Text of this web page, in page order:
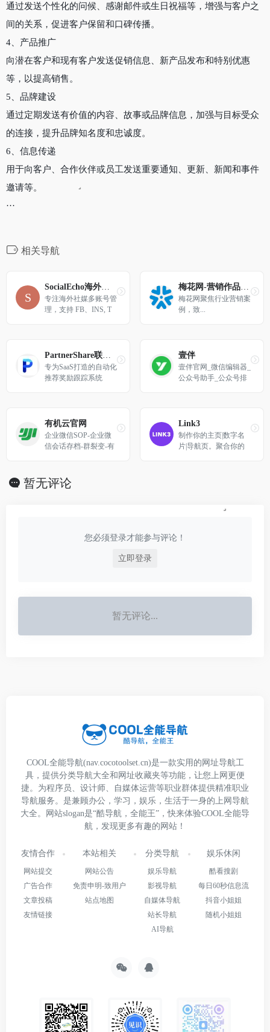
通过发送个性化的问候、感谢邮件或生日祝福等，增强与客户之
间的关系，促进客户保留和口碑传播。
4、产品推广
向潜在客户和现有客户发送促销信息、新产品发布和特别优惠
等，以提高销售。
5、品牌建设
通过定期发送有价值的内容、故事或品牌信息，加强与目标受众
的连接，提升品牌知名度和忠诚度。
6、信息传递
用于向客户、合作伙伴或员工发送重要通知、更新、新闻和事件
邀请等。
···
相关导航
SocialEcho海外社媒管理
专注海外社媒多账号管
理，支持 FB、INS, T
梅花网聚焦行业营销案
例，致...
专为SaaS打造的自动化
推荐奖励跟踪系统
壹伴
壹伴官网_微信编辑器_
公众号助手_公众号排
有机云官网
企业微信SOP-企业微
信会话存档-群裂变-有
Link3
制作你的主页|数字名
片|导航页。聚合你的
暂无评论
您必须登录才能参与评论！
立即登录
暂无评论...
COOL全能导航(nav.cocotoolset.cn)是一款实用的网址导航工
具，提供分类导航大全和网址收藏夹等功能，让您上网更便
捷。为程序员、设计师、自媒体运营等职业群体提供精准职业
导航服务。是兼顾办公，学习，娱乐，生活于一身的上网导航
大全。网站slogan是“酷导航，全能王”，快来体验COOL全能导
航，发现更多有趣的网站！
友情合作
网站提交
广告合作
文章投稿
友情链接
本站相关
网站公告
免责申明-致用户
站点地图
分类导航
娱乐导航
影视导航
自媒体导航
站长导航
AI导航
娱乐休闲
酷看搜剧
每日60秒信息流
抖音小姐姐
随机小姐姐